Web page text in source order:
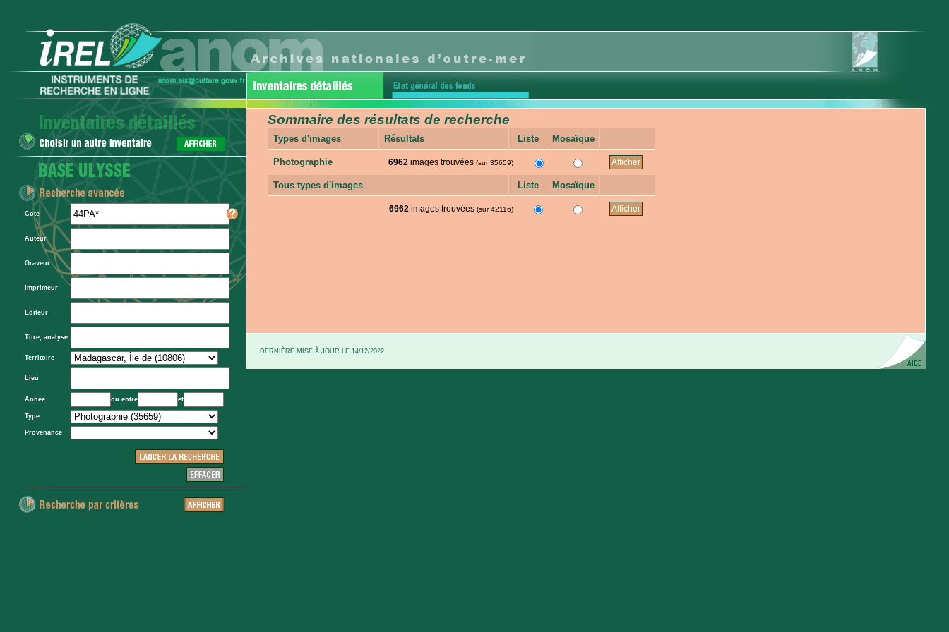
Cote
Auteur
Graveur
Imprimeur
Editeur
Titre, analyse
Territoire
Lieu
Année ou entre et
Type
Provenance
Sommaire des résultats de recherche
Types d'images Résultats Liste Mosaïque
Photographie 6962 images trouvées (sur 35659)
Tous types d'images Liste Mosaïque
6962 images trouvées (sur 42116)
DERNIÈRE MISE À JOUR LE 14/12/2022